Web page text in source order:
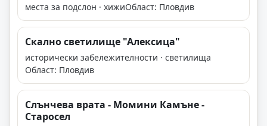
места за подслон · хижиОбласт: Пловдив
Скално светилище "Алексица"
исторически забележителности · светилища
Област: Пловдив
Слънчева врата - Момини Камъне -
Старосел